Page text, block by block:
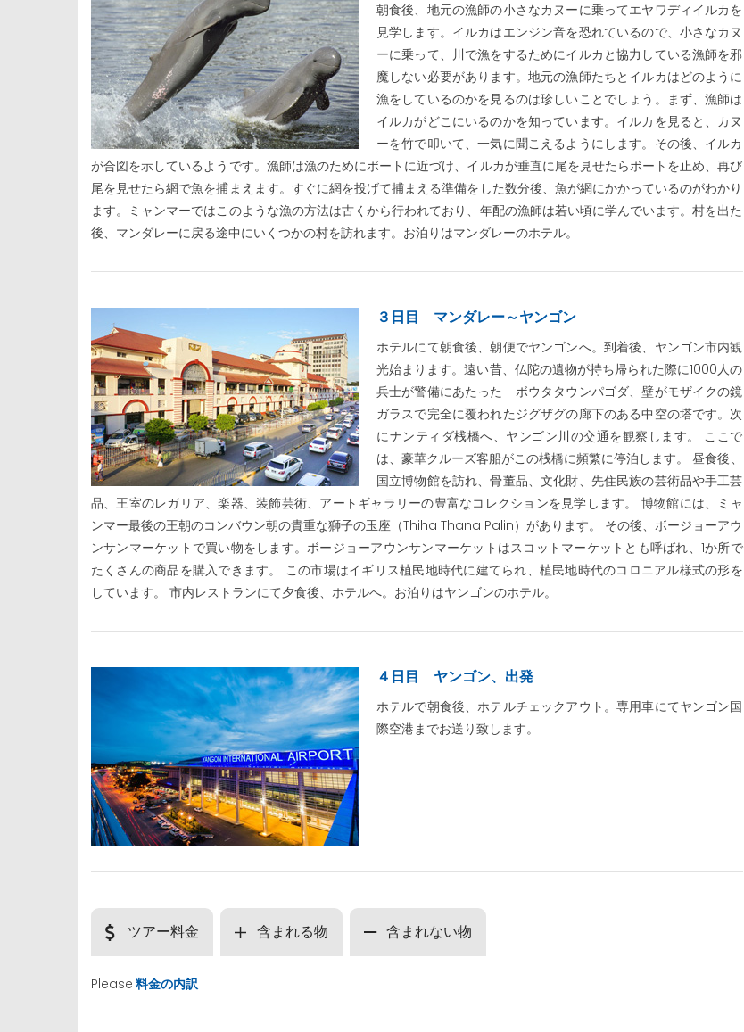
朝食後、地元の漁師の小さなカヌーに乗ってエヤワディイルカを
見学します。イルカはエンジン音を恐れているので、小さなカヌ
ーに乗って、川で漁をするためにイルカと協力している漁師を邪
魔しない必要があります。地元の漁師たちとイルカはどのように
漁をしているのかを見るのは珍しいことでしょう。まず、漁師は
イルカがどこにいるのかを知っています。イルカを見ると、カヌ
ーを竹で叩いて、一気に聞こえるようにします。その後、イルカ
が合図を示しているようです。漁師は漁のためにボートに近づけ、イルカが垂直に尾を見せたらボートを止め、再び
尾を見せたら網で魚を捕まえます。すぐに網を投げて捕まえる準備をした数分後、魚が網にかかっているのがわかり
ます。ミャンマーではこのような漁の方法は古くから行われており、年配の漁師は若い頃に学んでいます。村を出た
後、マンダレーに戻る途中にいくつかの村を訪れます。お泊りはマンダレーのホテル。
３日目 マンダレー～ヤンゴン
ホテルにて朝食後、朝便でヤンゴンへ。到着後、ヤンゴン市内観
光始まります。遠い昔、仏陀の遺物が持ち帰られた際に1000人の
兵士が警備にあたった ボウタタウンパゴダ、壁がモザイクの鏡
ガラスで完全に覆われたジグザグの廊下のある中空の塔です。次
にナンティダ桟橋へ、ヤンゴン川の交通を観察します。 ここで
は、豪華クルーズ客船がこの桟橋に頻繁に停泊します。 昼食後、
国立博物館を訪れ、骨董品、文化財、先住民族の芸術品や手工芸
品、王室のレガリア、楽器、装飾芸術、アートギャラリーの豊富なコレクションを見学します。 博物館には、ミャ
ンマー最後の王朝のコンバウン朝の貴重な獅子の玉座（Thiha Thana Palin）があります。 その後、ボージョーアウ
ンサンマーケットで買い物をします。ボージョーアウンサンマーケットはスコットマーケットとも呼ばれ、1か所で
たくさんの商品を購入できます。 この市場はイギリス植民地時代に建てられ、植民地時代のコロニアル様式の形を
しています。 市内レストランにて夕食後、ホテルへ。お泊りはヤンゴンのホテル。
４日目 ヤンゴン、出発
ホテルで朝食後、ホテルチェックアウト。専用車にてヤンゴン国
際空港までお送り致します。
ツアー料金 含まれる物 含まれない物
Please 料金の内訳